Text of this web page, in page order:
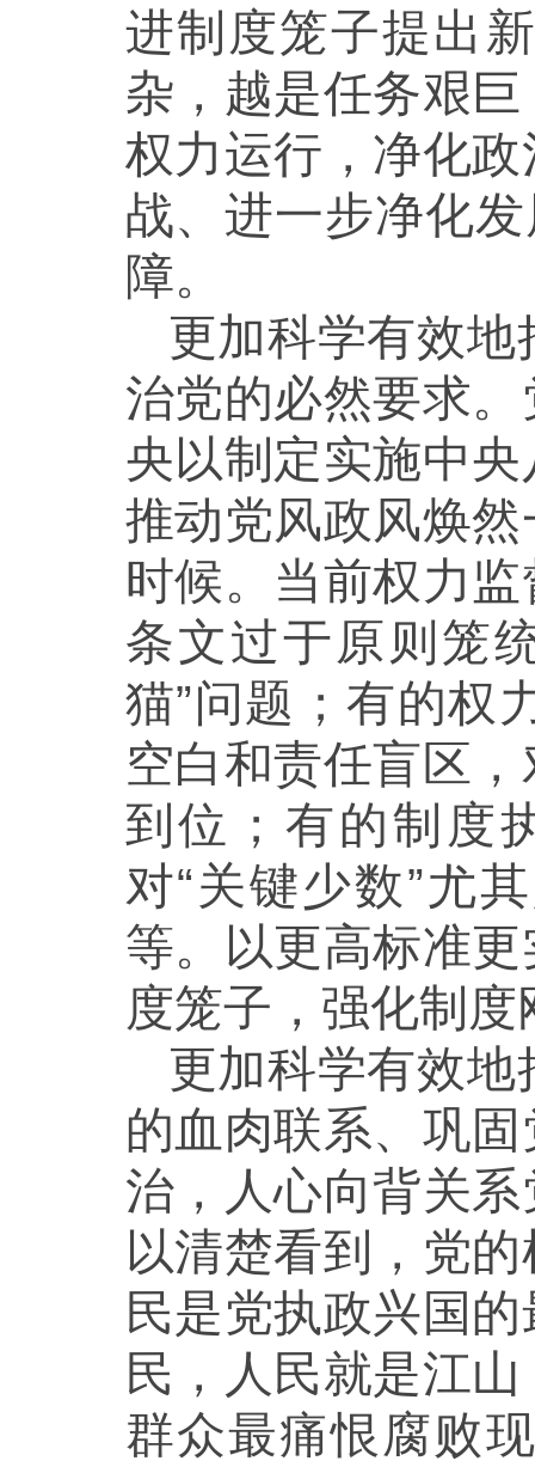
进制度笼子提出
杂，越是任务艰
权力运行，净化
战、进一步净化
障。
更加科学有效
治党的必然要求
央以制定实施中
推动党风政风焕
时候。当前权力
条文过于原则笼
猫”问题；有的权
空白和责任盲区
到位；有的制度
对“关键少数”尤
等。以更高标准
度笼子，强化制度
更加科学有效
的血肉联系、巩
治，人心向背关
以清楚看到，党
民是党执政兴国
民，人民就是江
群众最痛恨腐败